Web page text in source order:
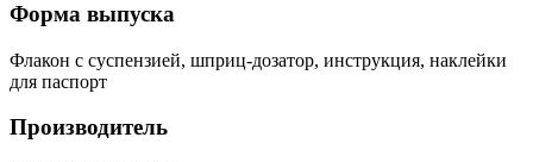
Форма выпуска
Флакон с суспензией, шприц-дозатор, инструкция, наклейки
для паспорт
Производитель